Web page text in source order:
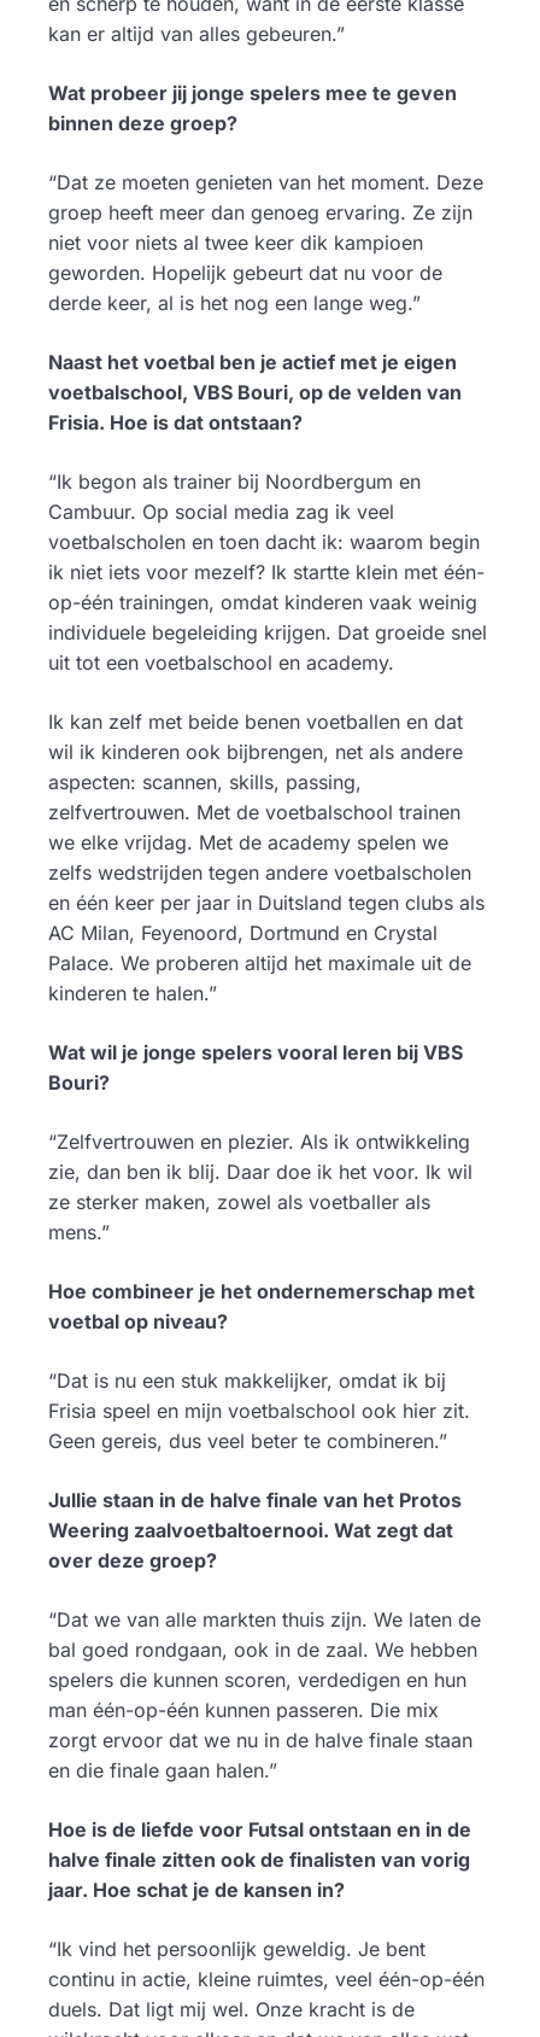
kan er altijd van alles gebeuren.”
Wat probeer jij jonge spelers mee te geven
binnen deze groep?
“Dat ze moeten genieten van het moment. Deze
groep heeft meer dan genoeg ervaring. Ze zijn
niet voor niets al twee keer dik kampioen
geworden. Hopelijk gebeurt dat nu voor de
derde keer, al is het nog een lange weg.”
Naast het voetbal ben je actief met je eigen
voetbalschool, VBS Bouri, op de velden van
Frisia. Hoe is dat ontstaan?
“Ik begon als trainer bij Noordbergum en
Cambuur. Op social media zag ik veel
voetbalscholen en toen dacht ik: waarom begin
ik niet iets voor mezelf? Ik startte klein met één-
op-één trainingen, omdat kinderen vaak weinig
individuele begeleiding krijgen. Dat groeide snel
uit tot een voetbalschool en academy.
Ik kan zelf met beide benen voetballen en dat
wil ik kinderen ook bijbrengen, net als andere
aspecten: scannen, skills, passing,
zelfvertrouwen. Met de voetbalschool trainen
we elke vrijdag. Met de academy spelen we
zelfs wedstrijden tegen andere voetbalscholen
en één keer per jaar in Duitsland tegen clubs als
AC Milan, Feyenoord, Dortmund en Crystal
Palace. We proberen altijd het maximale uit de
kinderen te halen.”
Wat wil je jonge spelers vooral leren bij VBS
Bouri?
“Zelfvertrouwen en plezier. Als ik ontwikkeling
zie, dan ben ik blij. Daar doe ik het voor. Ik wil
ze sterker maken, zowel als voetballer als
mens.”
Hoe combineer je het ondernemerschap met
voetbal op niveau?
“Dat is nu een stuk makkelijker, omdat ik bij
Frisia speel en mijn voetbalschool ook hier zit.
Geen gereis, dus veel beter te combineren.”
Jullie staan in de halve finale van het Protos
Weering zaalvoetbaltoernooi. Wat zegt dat
over deze groep?
“Dat we van alle markten thuis zijn. We laten de
bal goed rondgaan, ook in de zaal. We hebben
spelers die kunnen scoren, verdedigen en hun
man één-op-één kunnen passeren. Die mix
zorgt ervoor dat we nu in de halve finale staan
en die finale gaan halen.”
Hoe is de liefde voor Futsal ontstaan en in de
halve finale zitten ook de finalisten van vorig
jaar. Hoe schat je de kansen in?
“Ik vind het persoonlijk geweldig. Je bent
continu in actie, kleine ruimtes, veel één-op-één
duels. Dat ligt mij wel. Onze kracht is de